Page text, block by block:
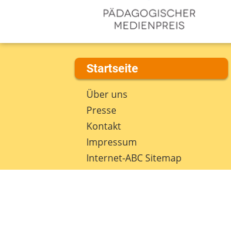
Startseite
Über uns
Presse
Kontakt
Impressum
Internet-ABC Sitemap
Barrierefreiheit